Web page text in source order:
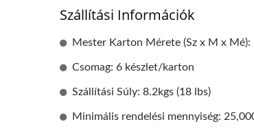
Szállítási Információk
Mester Karton Mérete (Sz x M x
Csomag: 6 készlet/karton
Szállítási Súly: 8.2kgs (18 lbs)
Minimális rendelési mennyiség: